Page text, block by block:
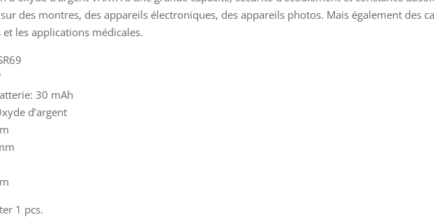
des montres, des appareils électroniques, des appareils photos. Mais également des
les applications médicales.
30 mAh
d’argent
1 pcs.